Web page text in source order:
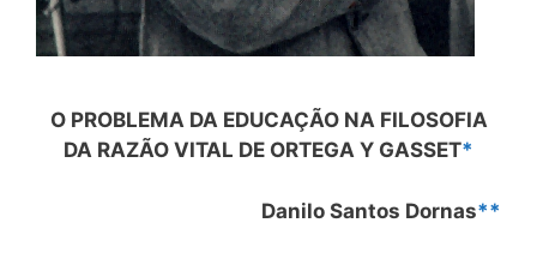
O PROBLEMA DA EDUCAÇÃO NA FILOSOFIA
DA RAZÃO VITAL DE ORTEGA Y GASSET*
Danilo Santos Dornas**